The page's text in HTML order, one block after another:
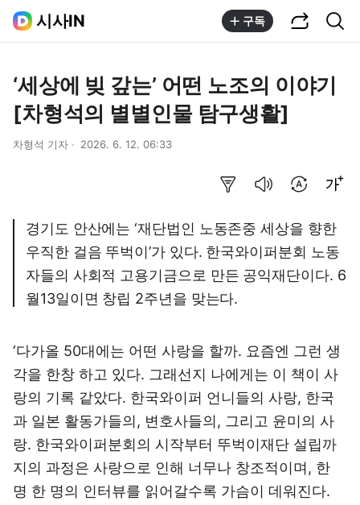
시사IN 구독
‘세상에 빚 갚는’ 어떤 노조의 이야기
[차형석의 별별인물 탐구생활]
차형석 기자 2026. 6. 12. 06:33
경기도 안산에는 ‘재단법인 노동존중 세상을 향한
우직한 걸음 뚜벅이’가 있다. 한국와이퍼분회 노동
자들의 사회적 고용기금으로 만든 공익재단이다. 6
월13일이면 창립 2주년을 맞는다.
‘다가올 50대에는 어떤 사랑을 할까. 요즘엔 그런 생
각을 한창 하고 있다. 그래선지 나에게는 이 책이 사
랑의 기록 같았다. 한국와이퍼 언니들의 사랑, 한국
과 일본 활동가들의, 변호사들의, 그리고 윤미의 사
랑. 한국와이퍼분회의 시작부터 뚜벅이재단 설립까
지의 과정은 사랑으로 인해 너무나 창조적이며, 한
명 한 명의 인터뷰를 읽어갈수록 가슴이 데워진다.